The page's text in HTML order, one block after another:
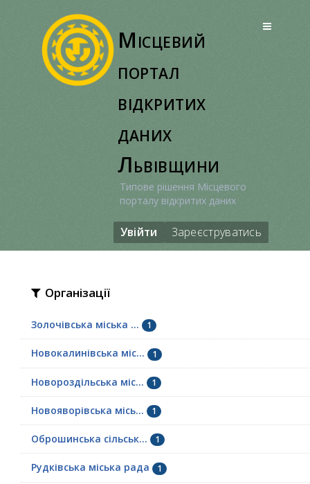
Місцевий
портал
відкритих
даних
Львівщини
Типове рішення Місцевого
порталу відкритих даних
Увійти Зареєструватись
Організації
Золочівська міська ... 1
Новокалинівська міс... 1
Новороздільська міс... 1
Новояворівська місь... 1
Оброшинська сільськ... 1
Рудківська міська рада 1